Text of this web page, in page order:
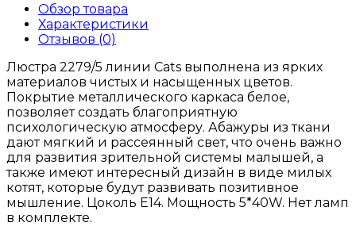
Обзор товара
Характеристики
Отзывов (0)
Люстра 2279/5 линии Cats выполнена из ярких
материалов чистых и насыщенных цветов.
Покрытие металлического каркаса белое,
позволяет создать благоприятную
психологическую атмосферу. Абажуры из ткани
дают мягкий и рассеянный свет, что очень важно
для развития зрительной системы малышей, а
также имеют интересный дизайн в виде милых
котят, которые будут развивать позитивное
мышление. Цоколь E14. Мощность 5*40W. Нет ламп
в комплекте.